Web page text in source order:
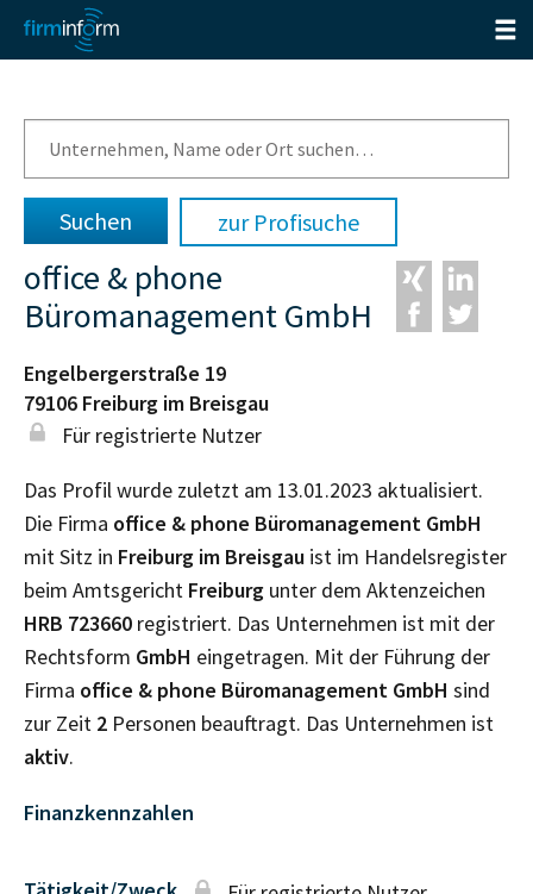
zur Profisuche
office & phone
Büromanagement GmbH
Engelbergerstraße 19
79106 Freiburg im Breisgau
Für registrierte Nutzer
Das Profil wurde zuletzt am 13.01.2023 aktualisiert.
Die Firma office & phone Büromanagement GmbH
mit Sitz in Freiburg im Breisgau ist im Handelsregister
beim Amtsgericht Freiburg unter dem Aktenzeichen
HRB 723660 registriert. Das Unternehmen ist mit der
Rechtsform GmbH eingetragen. Mit der Führung der
Firma office & phone Büromanagement GmbH sind
zur Zeit 2 Personen beauftragt. Das Unternehmen ist
aktiv.
Finanzkennzahlen